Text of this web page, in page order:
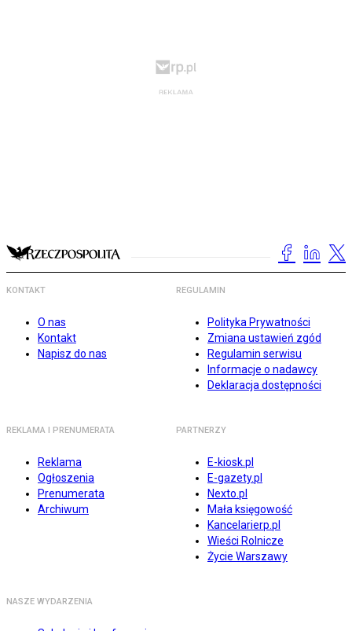
KONTAKT
O nas
Kontakt
Napisz do nas
REGULAMIN
Polityka Prywatności
Zmiana ustawień zgód
Regulamin serwisu
Informacje o nadawcy
Deklaracja dostępności
REKLAMA I PRENUMERATA
Reklama
Ogłoszenia
Prenumerata
Archiwum
PARTNERZY
E-kiosk.pl
E-gazety.pl
Nexto.pl
Mała księgowość
Kancelarierp.pl
Wieści Rolnicze
Życie Warszawy
NASZE WYDARZENIA